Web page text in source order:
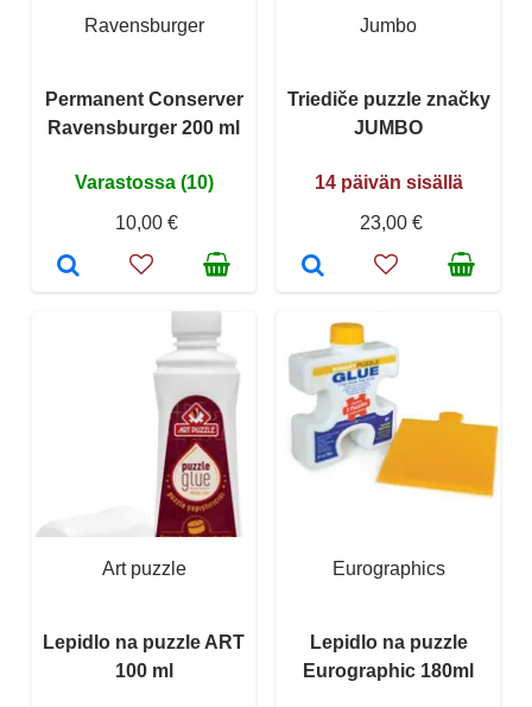
Ravensburger
Permanent Conserver
Ravensburger 200 ml
Varastossa (10)
10,00 €
Jumbo
Triediče puzzle značky
JUMBO
14 päivän sisällä
23,00 €
Art puzzle
Lepidlo na puzzle ART
100 ml
Eurographics
Lepidlo na puzzle
Eurographic 180ml